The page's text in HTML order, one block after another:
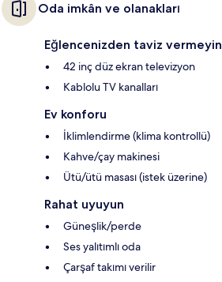
Oda imkân ve olanakları
Eğlencenizden taviz vermeyin
42 inç düz ekran televizyon
Kablolu TV kanalları
Ev konforu
İklimlendirme (klima kontrollü)
Kahve/çay makinesi
Ütü/ütü masası (istek üzerine)
Rahat uyuyun
Güneşlik/perde
Ses yalıtımlı oda
Çarşaf takımı verilir